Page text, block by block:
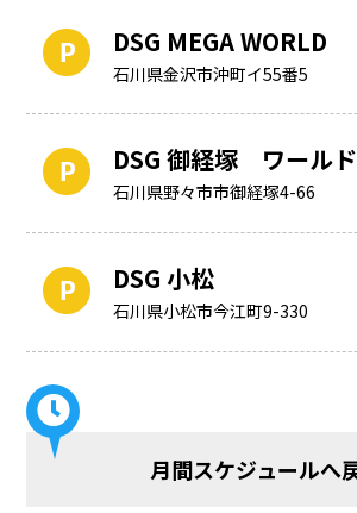
HOME
DSG MEGA WORLD
石川県金沢市沖町イ55番5
DSG 御経塚 ワール
石川県野々市市御経塚4-66
DSG 小松
石川県小松市今江町9-330
月間スケジュールへ